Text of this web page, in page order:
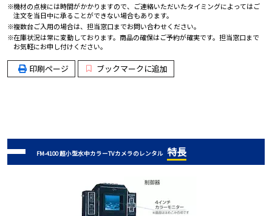
機材の点検には時間がかかりますので、ご連絡いただいたタイミングによってはご
注文を当日中に承ることができない場合もあります。
複数台ご入用の場合は、担当窓口までお問い合わせください。
在庫状況は常に変動しております。商品の確保はご予約が確実です。担当窓口まで
お気軽にお申し付けください。
印刷ページ ブックマークに追加
FM-4100 超小型水中カラーTVカメラのレンタル 特長